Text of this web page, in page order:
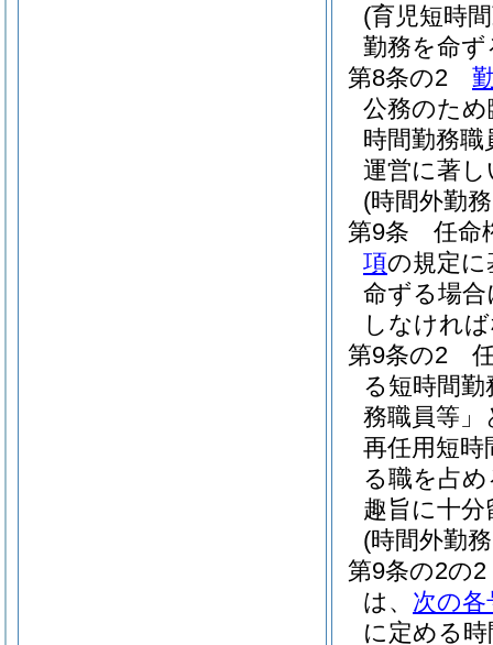
(育児短時
勤務を命
第8条の2
公務のた
時間勤務職
運営に著
(時間外勤
第9条
任命
項の規定
命ずる場
しなけれ
第9条の2
る短時間
務職員等」
再任用短時
る職を占
趣旨に十
(時間外勤
第9条の2の2
は、 次の各
に定める